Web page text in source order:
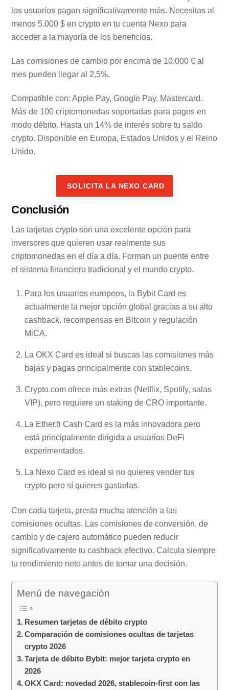
los usuarios pagan significativamente más. Necesitas al
menos 5.000 $ en crypto en tu cuenta Nexo para
acceder a la mayoría de los beneficios.
Las comisiones de cambio por encima de 10.000 € al
mes pueden llegar al 2,5%.
Compatible con: Apple Pay, Google Pay. Mastercard.
Más de 100 criptomonedas soportadas para pagos en
modo débito. Hasta un 14% de interés sobre tu saldo
crypto. Disponible en Europa, Estados Unidos y el Reino
Unido.
SOLICITA LA NEXO CARD
Conclusión
Las tarjetas crypto son una excelente opción para
inversores que quieren usar realmente sus
criptomonedas en el día a día. Forman un puente entre
el sistema financiero tradicional y el mundo crypto.
Para los usuarios europeos, la Bybit Card es
actualmente la mejor opción global gracias a su alto
cashback, recompensas en Bitcoin y regulación
MiCA.
La OKX Card es ideal si buscas las comisiones más
bajas y pagas principalmente con stablecoins.
Crypto.com ofrece más extras (Netflix, Spotify, salas
VIP), pero requiere un staking de CRO importante.
La Ether.fi Cash Card es la más innovadora pero
está principalmente dirigida a usuarios DeFi
experimentados.
La Nexo Card es ideal si no quieres vender tus
crypto pero sí quieres gastarlas.
Con cada tarjeta, presta mucha atención a las
comisiones ocultas. Las comisiones de conversión, de
cambio y de cajero automático pueden reducir
significativamente tu cashback efectivo. Calcula siempre
tu rendimiento neto antes de tomar una decisión.
Menú de navegación
Resumen tarjetas de débito crypto
Comparación de comisiones ocultas de tarjetas
crypto 2026
Tarjeta de débito Bybit: mejor tarjeta crypto en
2026
OKX Card: novedad 2026, stablecoin-first con las